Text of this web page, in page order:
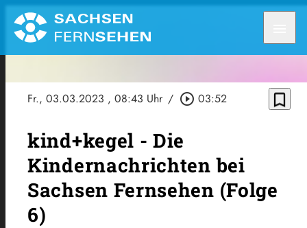
Fr., 03.03.2023 , 08:43 Uhr / play_circle_outline 03:52 bookmark_border
kind+kegel - Die
Kindernachrichten bei
Sachsen Fernsehen (Folge
6)